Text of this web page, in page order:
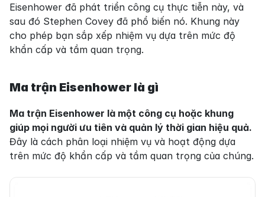
Eisenhower đã phát triển công cụ thực tiễn này, và
sau đó Stephen Covey đã phổ biến nó. Khung này
cho phép bạn sắp xếp nhiệm vụ dựa trên mức độ
khẩn cấp và tầm quan trọng.
Ma trận Eisenhower là gì
Ma trận Eisenhower là một công cụ hoặc khung
giúp mọi người ưu tiên và quản lý thời gian hiệu quả.
Đây là cách phân loại nhiệm vụ và hoạt động dựa
trên mức độ khẩn cấp và tầm quan trọng của chúng.